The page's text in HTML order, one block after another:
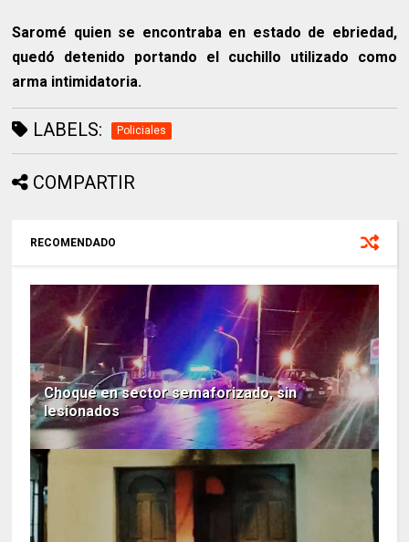
Saromé quien se encontraba en estado de ebriedad,
quedó detenido portando el cuchillo utilizado como
arma intimidatoria.
LABELS: Policiales
COMPARTIR
RECOMENDADO
Choque en sector semaforizado, sin
lesionados